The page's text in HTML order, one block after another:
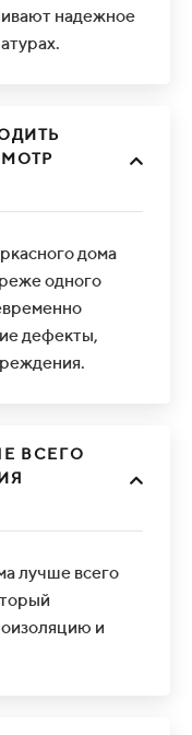
надежное
дома
одного
дефекты,
ВСЕГО
лучше всего
и